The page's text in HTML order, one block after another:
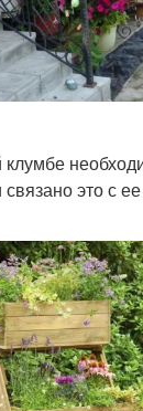
связано это с